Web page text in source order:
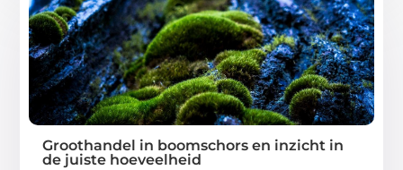
Groothandel in boomschors en inzicht in
de juiste hoeveelheid